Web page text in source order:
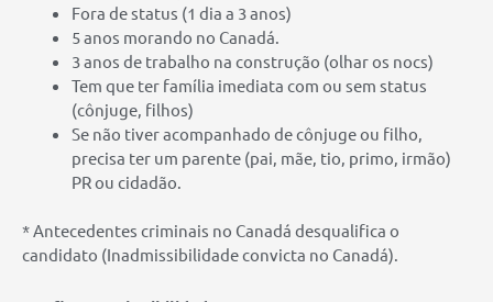
Fora de status (1 dia a 3 anos)
5 anos morando no Canadá.
3 anos de trabalho na construção (olhar os nocs)
Tem que ter família imediata com ou sem status
(cônjuge, filhos)
Se não tiver acompanhado de cônjuge ou filho,
precisa ter um parente (pai, mãe, tio, primo, irmão)
PR ou cidadão.
* Antecedentes criminais no Canadá desqualifica o
candidato (Inadmissibilidade convicta no Canadá).